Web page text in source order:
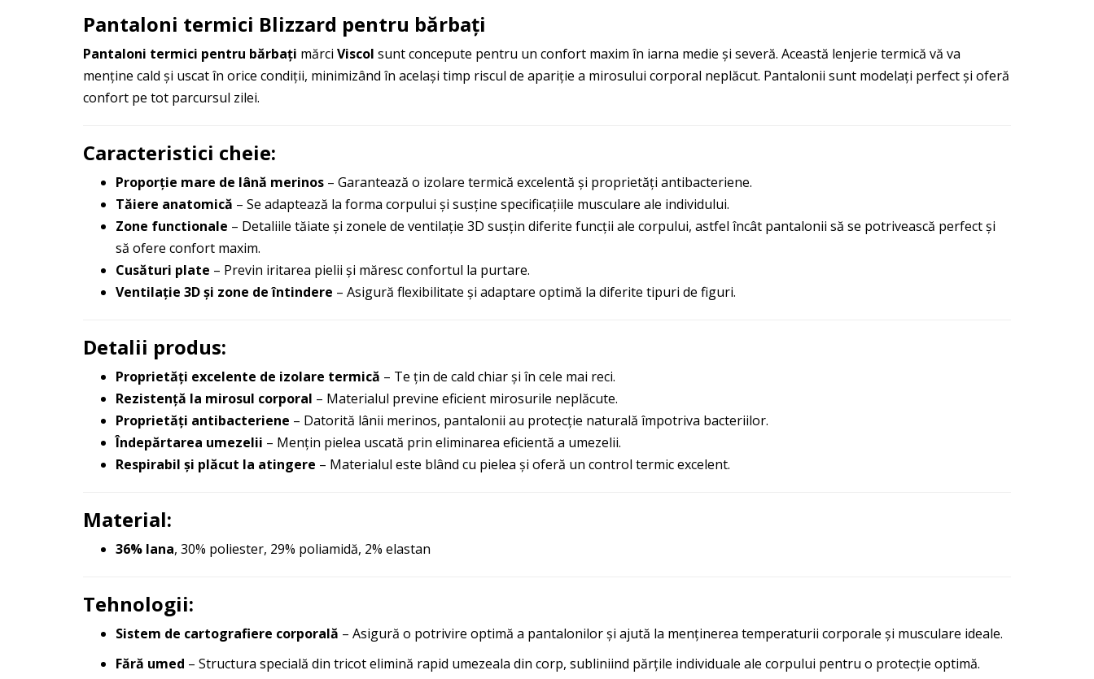
Pantaloni termici Blizzard pentru bărbați
Pantaloni termici pentru bărbați mărci Viscol sunt concepute pentru un confort maxim în iarna medie și severă. Această lenjerie termică vă va
menține cald și uscat în orice condiții, minimizând în același timp riscul de apariție a mirosului corporal neplăcut. Pantalonii sunt modelați perfect și oferă
confort pe tot parcursul zilei.
Caracteristici cheie:
Proporție mare de lână merinos – Garantează o izolare termică excelentă și proprietăți antibacteriene.
Tăiere anatomică – Se adaptează la forma corpului și susține specificațiile musculare ale individului.
Zone functionale – Detaliile tăiate și zonele de ventilație 3D susțin diferite funcții ale corpului, astfel încât pantalonii să se potrivească perfect și
să ofere confort maxim.
Cusături plate – Previn iritarea pielii și măresc confortul la purtare.
Ventilație 3D și zone de întindere – Asigură flexibilitate și adaptare optimă la diferite tipuri de figuri.
Detalii produs:
Proprietăți excelente de izolare termică – Te țin de cald chiar și în cele mai reci.
Rezistență la mirosul corporal – Materialul previne eficient mirosurile neplăcute.
Proprietăți antibacteriene – Datorită lânii merinos, pantalonii au protecție naturală împotriva bacteriilor.
Îndepărtarea umezelii – Mențin pielea uscată prin eliminarea eficientă a umezelii.
Respirabil și plăcut la atingere – Materialul este blând cu pielea și oferă un control termic excelent.
Material:
36% lana, 30% poliester, 29% poliamidă, 2% elastan
Tehnologii:
Sistem de cartografiere corporală – Asigură o potrivire optimă a pantalonilor și ajută la menținerea temperaturii corporale și musculare ideale.
Fără umed – Structura specială din tricot elimină rapid umezeala din corp, subliniind părțile individuale ale corpului pentru o protecție optimă.